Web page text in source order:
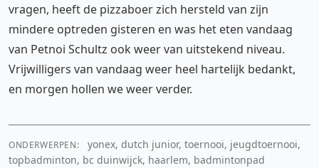
vragen, heeft de pizzaboer zich hersteld van zijn
mindere optreden gisteren en was het eten vandaag
van Petnoi Schultz ook weer van uitstekend niveau.
Vrijwilligers van vandaag weer heel hartelijk bedankt,
en morgen hollen we weer verder.
ONDERWERPEN:
yonex, dutch junior, toernooi, jeugdtoernooi,
topbadminton, bc duinwijck, haarlem, badmintonpad